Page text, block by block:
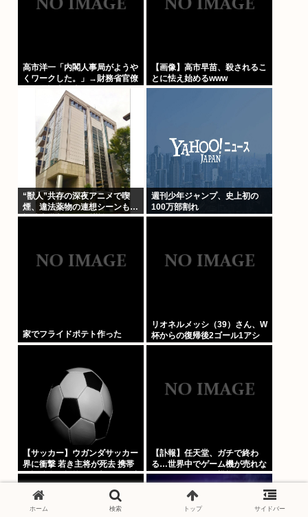
高市洋一「内閣人事局がようや
くワークした。」→財務省官僚
の左遷記事を喜んでポスト
【画像】高市早苗、殺されるこ
とに怯え始めるwww
“獣人”共存の深夜アニメで喫
煙、違法薬物の連想シーンも…
視聴者批判でBPO議論
週刊少年ジャンプ、史上初の
100万部割れ
家でフライドポテト作った
リオネルメッシ（39）さん、W
杯からの復帰後2ゴール1アシ
ストしてしまうwww
【サッカー】ウガンダサッカー
界に衝撃 若き主将が死去 携帯
電話強盗に抵抗した末に石で滅
ーを失った」
【訃報】任天堂、ガチで終わ
る…世界中でゲーム機が売れな
くなってしまった模様
ホーム 検索 トップ サイドバー